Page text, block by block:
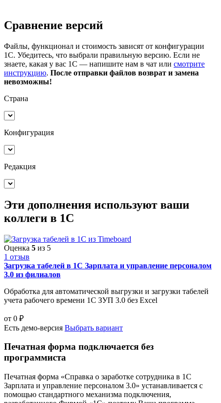
Сравнение версий
Файлы, функционал и стоимость зависят от конфигурации
1С. Убедитесь, что выбрали правильную версию. Если не
знаете, какая у вас 1С — напишите нам в чат или смотрите
инструкцию. После отправки файлов возврат и замена
невозможны!
Страна
Конфигурация
Редакция
Эти дополнения используют ваши
коллеги в 1С
Оценка 5 из 5
1 отзыв
Загрузка табелей в 1С Зарплата и управление персоналом
3.0 из филиалов
Обработка для автоматической выгрузки и загрузки табелей
учета рабочего времени 1С ЗУП 3.0 без Excel
от 0 ₽
Есть демо-версия Выбрать вариант
Печатная форма подключается без
программиста
Печатная форма «Справка о заработке сотрудника в 1С
Зарплата и управление персоналом 3.0» устанавливается с
помощью стандартного механизма подключения,